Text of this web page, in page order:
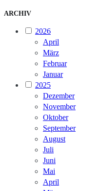
ARCHIV
2026
April
März
Februar
Januar
2025
Dezember
November
Oktober
September
August
Juli
Juni
Mai
April